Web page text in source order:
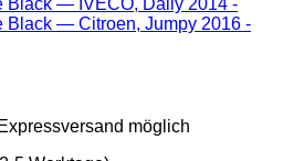
möglich